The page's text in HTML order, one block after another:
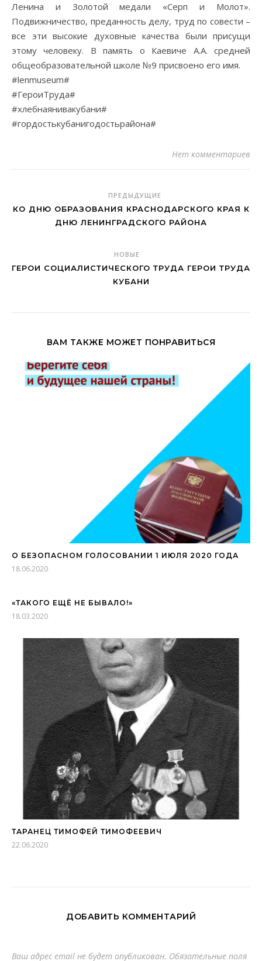
Ленина и Золотой медали «Серп и Молот».
Подвижничество, преданность делу, труд по совести –
все эти высокие духовные качества были присущи
этому человеку. В память о Каевиче А.А. средней
общеобразовательной школе №9 присвоено его имя.
#lenmuseum#
#ГероиТруда#
#хлебнаянивакубани#
#гордостькубанигодостьрайона#
Нет комментариев
ПРЕДЫДУЩИЕ
КО ДНЮ ОБРАЗОВАНИЯ КРАСНОДАРСКОГО КРАЯ К
ДНЮ ЛЕНИНГРАДСКОГО РАЙОНА
НОВЫЕ
ГЕРОИ СОЦИАЛИСТИЧЕСКОГО ТРУДА ГЕРОИ ТРУДА
КУБАНИ
ВАМ ТАКЖЕ МОЖЕТ ПОНРАВИТЬСЯ
О БЕЗОПАСНОМ ГОЛОСОВАНИИ 1 ИЮЛЯ 2020 ГОДА
18.06.2020
«ТАКОГО ЕЩЁ НЕ БЫВАЛО!»
18.03.2020
ТАРАНЕЦ ТИМОФЕЙ ТИМОФЕЕВИЧ
22.06.2020
ДОБАВИТЬ КОММЕНТАРИЙ
Ваш адрес email не будет опубликован. Обязательные поля